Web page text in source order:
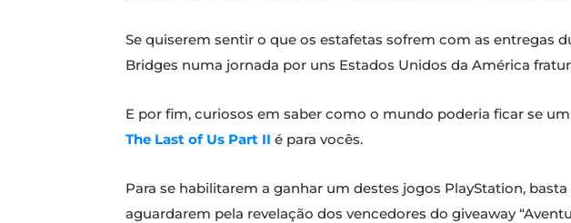
Se quiserem sentir o que os estafetas sofrem com as entregas
Bridges numa jornada por uns Estados Unidos da América
E por fim, curiosos em saber como o mundo poderia ficar se
The Last of Us Part II é para vocês.
Para se habilitarem a ganhar um destes jogos PlayStation,
aguardarem pela revelação dos vencedores do giveaway